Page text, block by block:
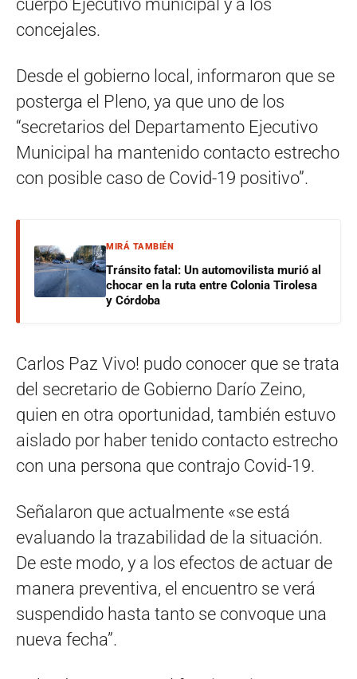
cuerpo Ejecutivo municipal y a los
concejales.
Desde el gobierno local, informaron que se
posterga el Pleno, ya que uno de los
“secretarios del Departamento Ejecutivo
Municipal ha mantenido contacto estrecho
con posible caso de Covid-19 positivo”.
MIRÁ TAMBIÉN
Tránsito fatal: Un automovilista murió al
chocar en la ruta entre Colonia Tirolesa
y Córdoba
Carlos Paz Vivo! pudo conocer que se trata
del secretario de Gobierno Darío Zeino,
quien en otra oportunidad, también estuvo
aislado por haber tenido contacto estrecho
con una persona que contrajo Covid-19.
Señalaron que actualmente «se está
evaluando la trazabilidad de la situación.
De este modo, y a los efectos de actuar de
manera preventiva, el encuentro se verá
suspendido hasta tanto se convoque una
nueva fecha”.